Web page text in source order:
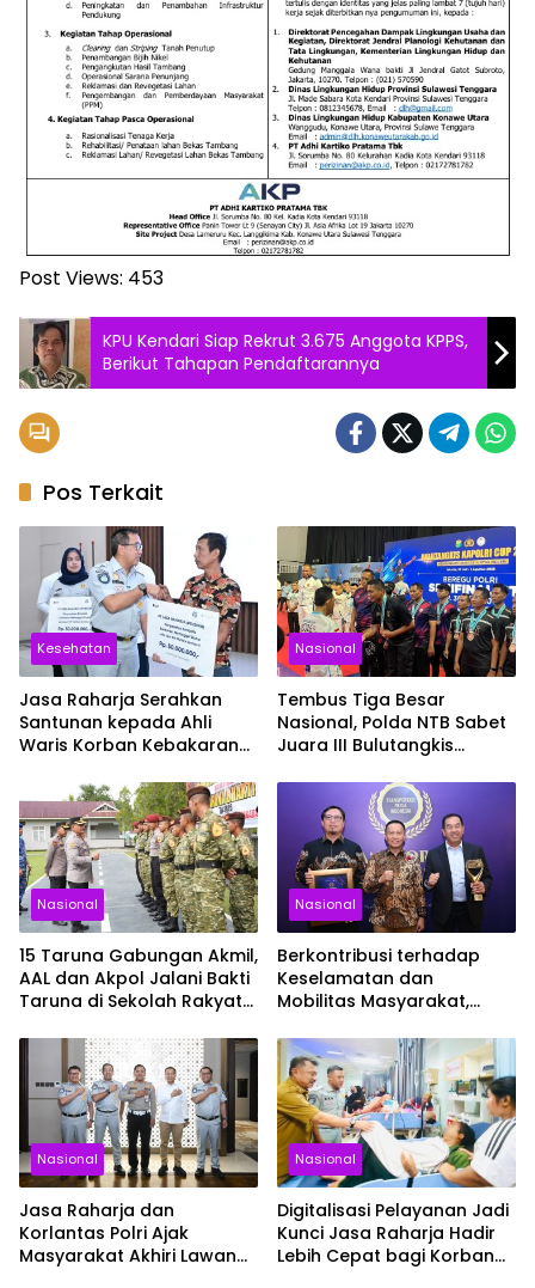
Post Views: 453
KPU Kendari Siap Rekrut 3.675 Anggota KPPS,
Berikut Tahapan Pendaftarannya
Pos Terkait
Kesehatan
Jasa Raharja Serahkan
Santunan kepada Ahli
Waris Korban Kebakaran
Nasional
Tembus Tiga Besar
Nasional, Polda NTB Sabet
Juara III Bulutangkis
Nasional
15 Taruna Gabungan Akmil,
AAL dan Akpol Jalani Bakti
Taruna di Sekolah Rakyat
Nasional
Berkontribusi terhadap
Keselamatan dan
Mobilitas Masyarakat,
Penghargaan di Ajang
Transportasi Indonesia
Awards 2026
Nasional
Jasa Raharja dan
Korlantas Polri Ajak
Masyarakat Akhiri Lawan
Nasional
Digitalisasi Pelayanan Jadi
Kunci Jasa Raharja Hadir
Lebih Cepat bagi Korban